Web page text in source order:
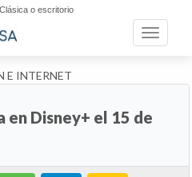
o escritorio
Toggle
E INTERNET
en Disney+ el 15 de